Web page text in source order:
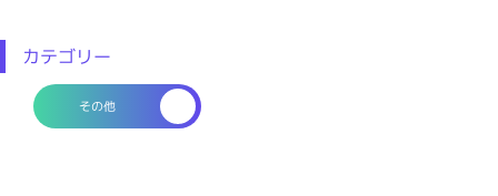
カテゴリー
その他